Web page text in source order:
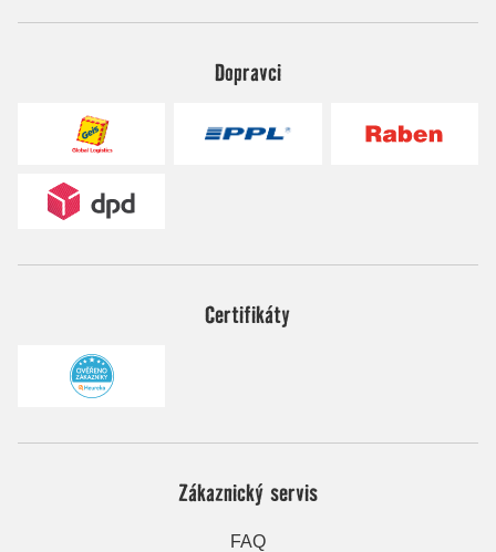
Dopravci
Certifikáty
Zákaznický servis
FAQ